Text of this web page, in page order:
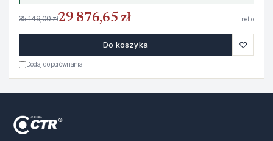
35 149,00 zł29 876,65 zł netto
Do koszyka ♡
Dodaj do porównania